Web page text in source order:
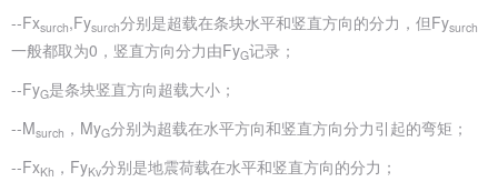
--Fxsurch,Fysurch分别是超载在条块水平和竖直方向的分力，但Fysurch
一般都取为0，竖直方向分力由FyG记录；
--FyG是条块竖直方向超载大小；
--Msurch ，MyG分别为超载在水平方向和竖直方向分力引起的弯矩；
--FxKh ，FyKv分别是地震荷载在水平和竖直方向的分力；